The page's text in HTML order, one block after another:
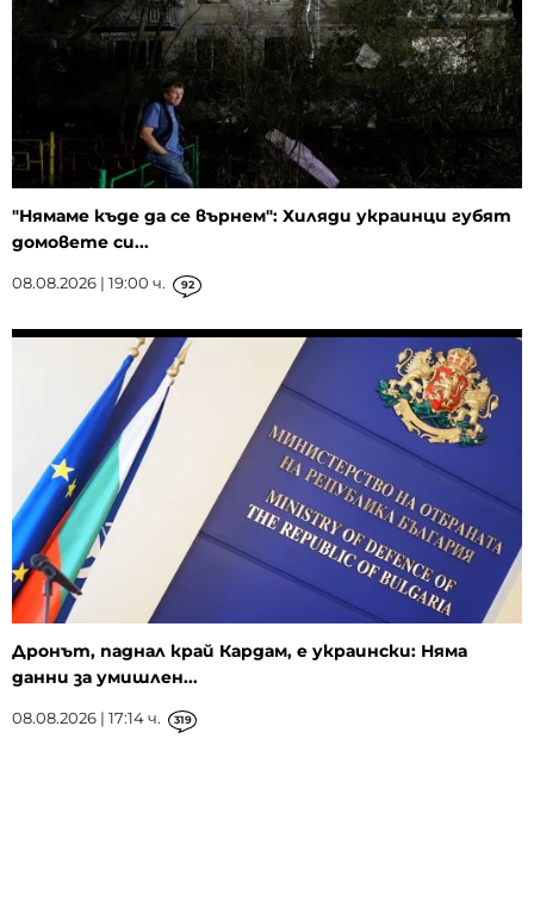
"Нямаме къде да се върнем": Хиляди украинци губят
домовете си...
08.08.2026 | 19:00 ч. 92
Дронът, паднал край Кардам, е украински: Няма
данни за умишлен...
08.08.2026 | 17:14 ч. 319